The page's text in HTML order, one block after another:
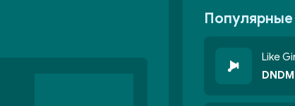
Популярные
Like
DNDM